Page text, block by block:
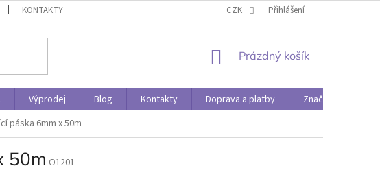
KONTAKTY DOPRAVA A PLATBY
CZK Přihlášení
NÁKUPNÍ
Prázdný košík
Výprodej Blog Kontakty Doprava a platby
Značky
páska 6mm x 50m
50m O1201